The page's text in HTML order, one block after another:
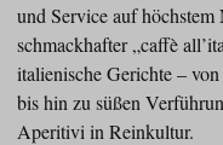
und Service auf
schmackhafter „caffè
italienische Gerichte –
bis hin zu süßen
Aperitivi in Reinkultur.